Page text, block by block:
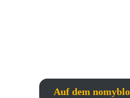
Auf dem